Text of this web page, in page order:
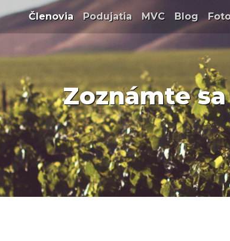
Členovia (current)
Podujatia (current)
MVC (current)
Blog
Zoznámte